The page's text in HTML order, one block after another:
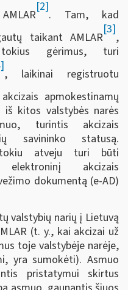
[2]
. Tam, kad
taikant AMLAR
[3]
,
gėrimus, turi
, laikinai registruotu
apmokestinamų
iš kitos valstybės narės
turintis akcizais
savininko statusą.
atveju turi būti
akcizais
dokumentą (e-AD)
valstybių narių į Lietuvą
(t. y., kai akcizai už
toje valstybėje narėje,
yra sumokėti). Asmuo
pristatymui skirtus